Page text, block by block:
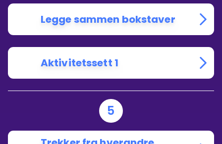
Legge sammen bokstaver
Aktivitetssett 1
5